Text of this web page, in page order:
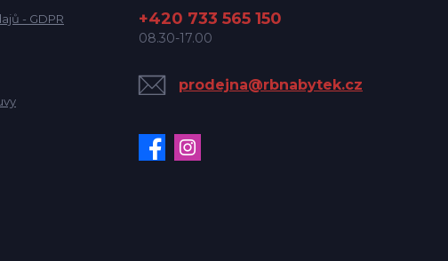
- GDPR
+420 733 565 150
08.30-17.00
prodejna@rbnabytek.cz